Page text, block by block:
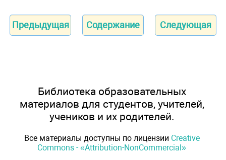
Предыдущая Содержание Следующая
Библиотека образовательных
материалов для студентов, учителей,
учеников и их родителей.
Все материалы доступны по лицензии Creative
Commons - «Attribution-NonCommercial»